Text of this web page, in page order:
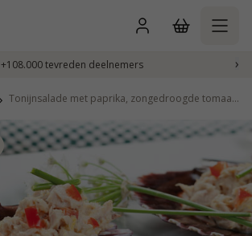
+108.000 tevreden deelnemers ›
Tonijnsalade met paprika, zongedroogde tomaat en appel